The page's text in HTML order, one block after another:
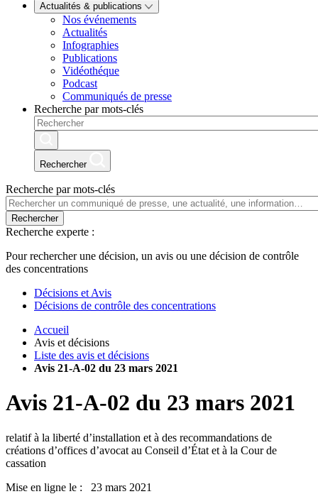
Actualités & publications
Nos événements
Actualités
Infographies
Publications
Vidéothéque
Podcast
Communiqués de presse
Recherche par mots-clés
Rechercher
Recherche par mots-clés
Rechercher
Recherche experte :
Pour rechercher une décision, un avis ou une décision de contrôle
des concentrations
Décisions et Avis
Décisions de contrôle des concentrations
Accueil
Avis et décisions
Liste des avis et décisions
Avis 21-A-02 du 23 mars 2021
Avis 21-A-02 du 23 mars 2021
relatif à la liberté d’installation et à des recommandations de
créations d’offices d’avocat au Conseil d’État et à la Cour de
cassation
Mise en ligne le : 23 mars 2021